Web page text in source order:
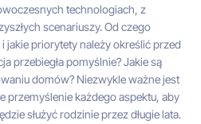
technologiach, z
scenariuszy. Od czego
jakie priorytety należy określić przed
przebiegła pomyślnie? Jakie są
domów? Niezwykle ważne jest
przemyślenie każdego aspektu, aby
służyć rodzinie przez długie lata.